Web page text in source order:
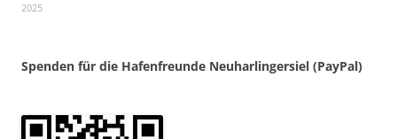
2025
Spenden für die Hafenfreunde Neuharlingersiel (PayPal)